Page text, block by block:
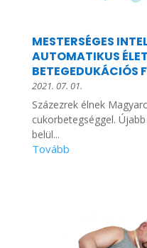
MESTERSÉGES
AUTOMATIKUS
BETEGEDUKÁCIÓS
2021. 07. 01.
Százezrek élnek
cukorbetegséggel.
belül...